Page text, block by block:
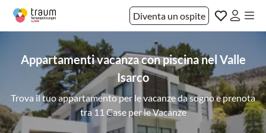
Diventa un ospite
Appartamenti vacanza con piscina nel Valle
Isarco
Trova il tuo appartamento per le vacanze da sogno e prenota
tra 11 Case per le Vacanze